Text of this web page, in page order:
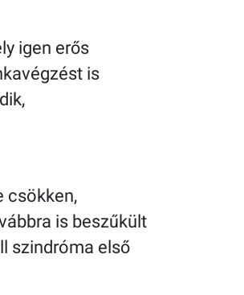
igen erős
is
csökken,
is beszűkült
szindróma első